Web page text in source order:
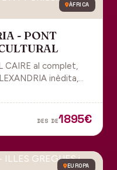
ÀFRICA
- PONT
CAIRE al complet,
inèdita,
DES DE1895€
EUROPA